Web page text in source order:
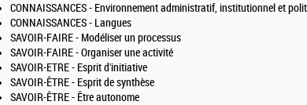
CONNAISSANCES - Environnement administratif, institutionnel et
CONNAISSANCES - Langues
SAVOIR-FAIRE - Modéliser un processus
SAVOIR-FAIRE - Organiser une activité
SAVOIR-ETRE - Esprit d'initiative
SAVOIR-ÊTRE - Esprit de synthèse
SAVOIR-ÊTRE - Être autonome